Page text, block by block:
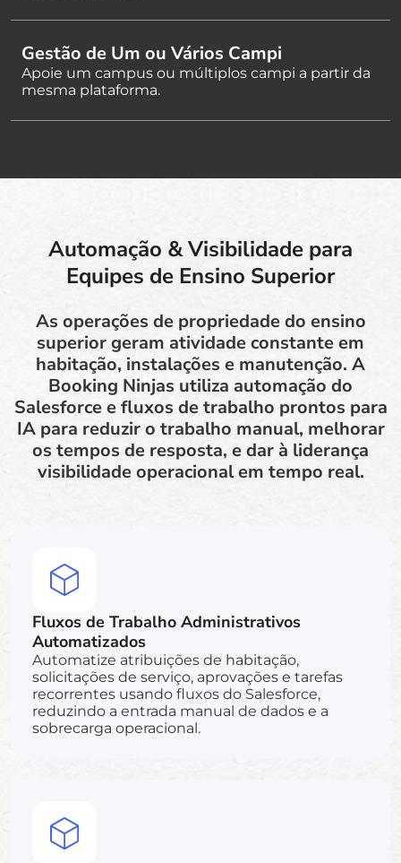
Gestão de Um ou Vários Campi
Apoie um campus ou múltiplos campi a partir da
mesma plataforma.
Automação & Visibilidade para
Equipes de Ensino Superior
As operações de propriedade do ensino
superior geram atividade constante em
habitação, instalações e manutenção. A
Booking Ninjas utiliza automação do
Salesforce e fluxos de trabalho prontos para
IA para reduzir o trabalho manual, melhorar
os tempos de resposta, e dar à liderança
visibilidade operacional em tempo real.
Fluxos de Trabalho Administrativos
Automatizados
Automatize atribuições de habitação,
solicitações de serviço, aprovações e tarefas
recorrentes usando fluxos do Salesforce,
reduzindo a entrada manual de dados e a
sobrecarga operacional.